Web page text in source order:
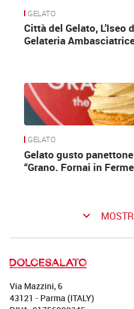
GELATO
Città del Gelato,
Gelateria
GELATO
Gelato gusto
“Grano. Fornai in
keyboard_arrow_down
Via Mazzini, 6
43121 - Parma (ITALY)